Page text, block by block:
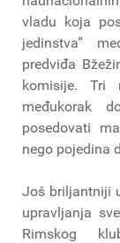
vladu koja
jedinstva”
predviđa
komisije. Tri
međukorak
posedovati
nego pojedina
Još briljantniji
upravljanja
Rimskog